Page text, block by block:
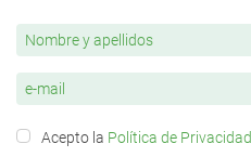
Acepto la Política de Privacidad